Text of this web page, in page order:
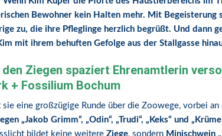
Facebook Messenger
Bewohner kein Halten mehr. Mit Begeisterung
zu, die ihre Pfleglinge herzlich begrüßt. Und dann
mit ihrem behuften Gefolge aus der Stallgasse
den Ziegen spaziert Ehrenamtlerin
+ Fossilium Bochum
sie eine großzügige Runde über die Zoowege, vorbei an
„Jakob Grimm“, „Odin“, „Trudi“, „Keks“ und
bildet keine weitere Ziege, sondern Minischwein